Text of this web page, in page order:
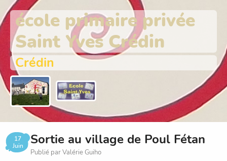
école primaire privée
Saint Yves Crédin
Crédin
17
Juin
Sortie au village de Poul Fétan
Publié par Valérie Guiho